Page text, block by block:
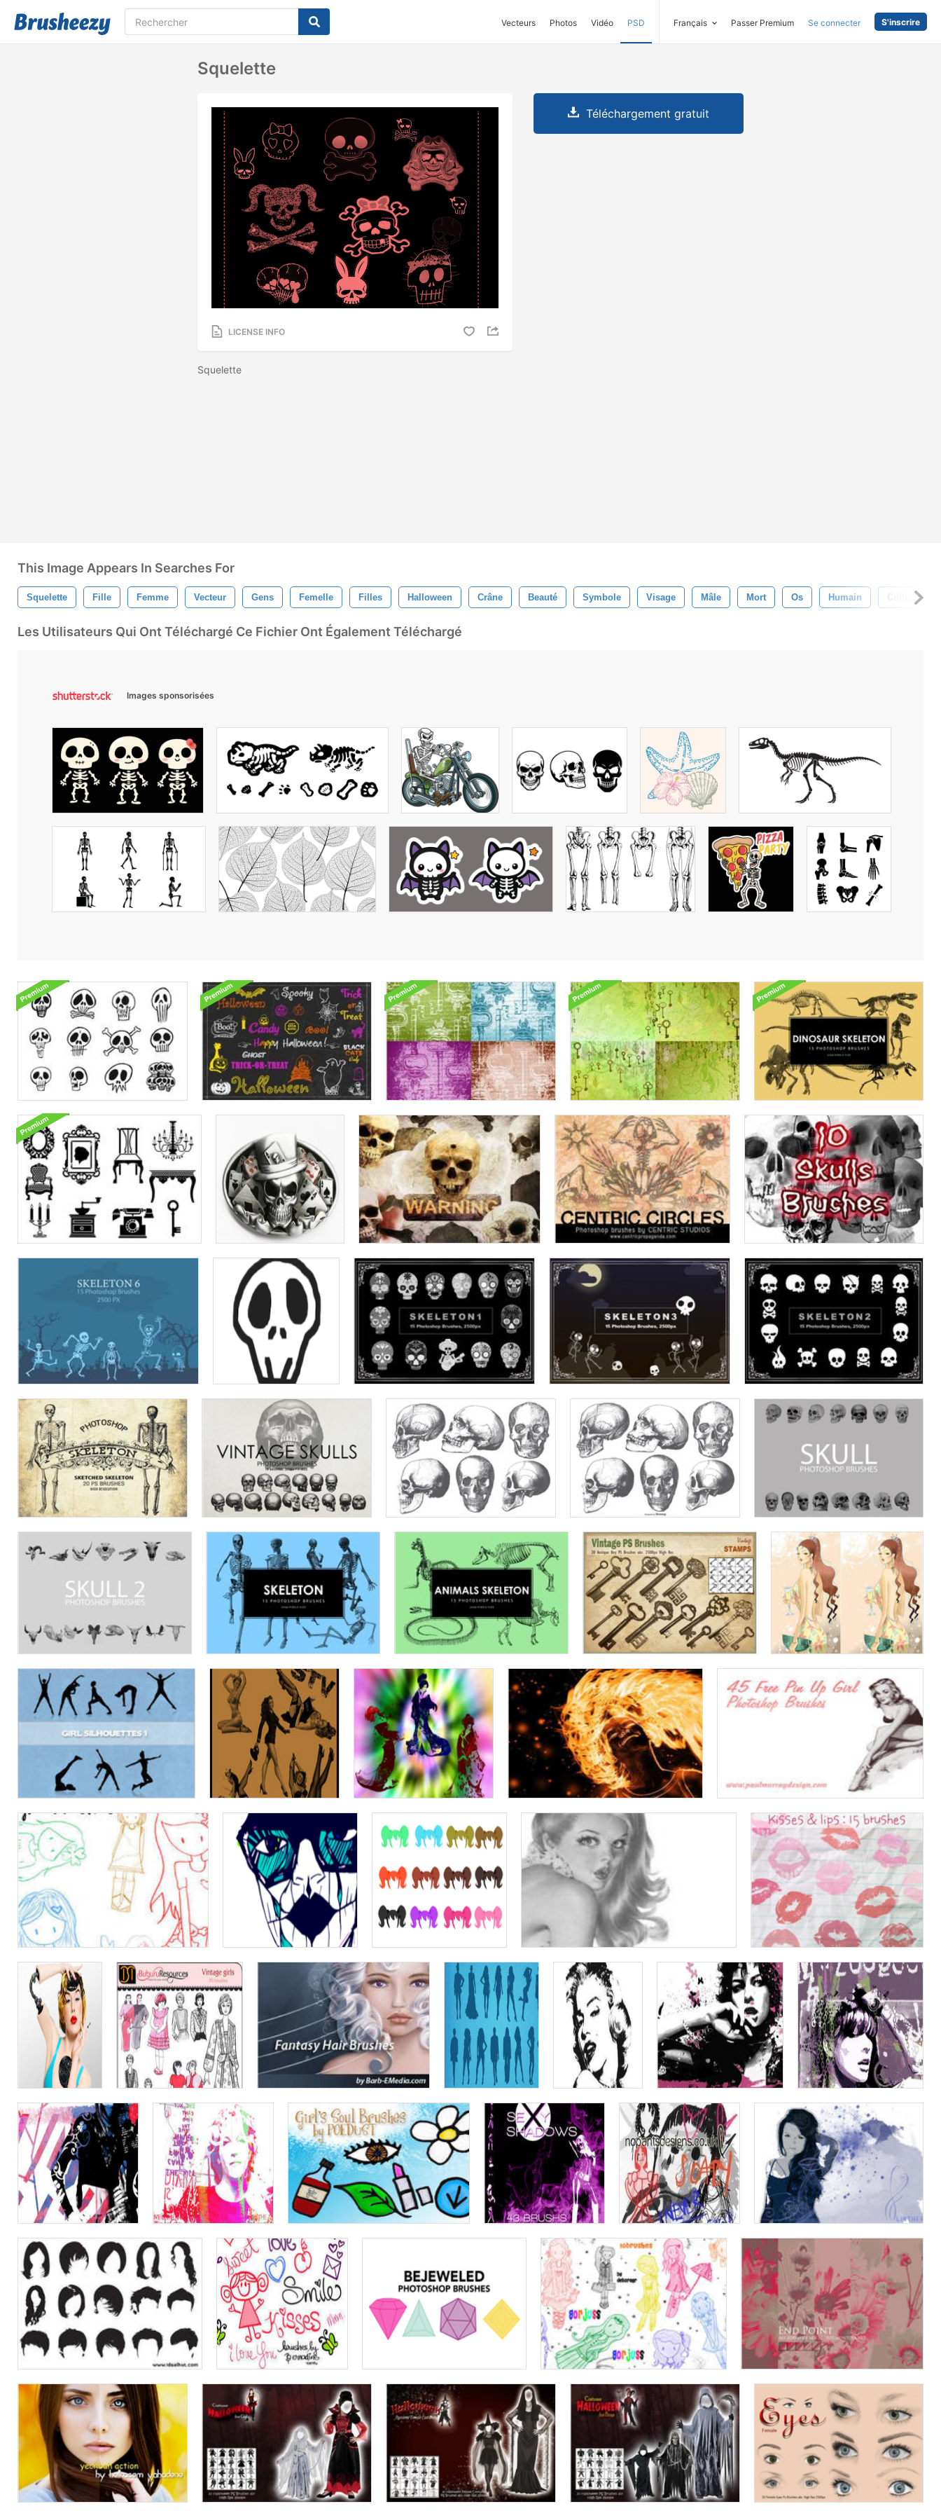
Vecteurs Photos Vidéo PSD Français Passer Premium Se connecter S'inscrire
Squelette
LICENSE INFO
Squelette
Téléchargement gratuit
This Image Appears In Searches For
Squelette Fille Femme Vecteur Gens Femelle Filles Halloween Crâne Beauté Symbole Visage Mâle Mort Os Humain Collection
Les Utilisateurs Qui Ont Téléchargé Ce Fichier Ont Également Téléchargé
Images sponsorisées